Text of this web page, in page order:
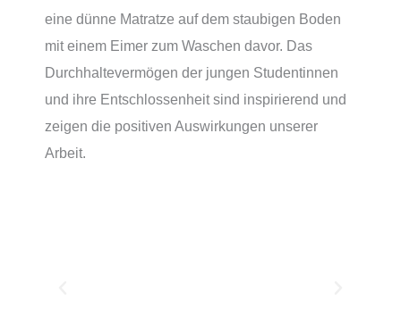
eine dünne Matratze auf dem staubigen Boden
mit einem Eimer zum Waschen davor. Das
Durchhaltevermögen der jungen Studentinnen
und ihre Entschlossenheit sind inspirierend und
zeigen die positiven Auswirkungen unserer
Arbeit.